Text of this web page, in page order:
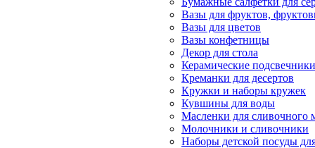
Вазы для фруктов,
Вазы для цветов
Вазы конфетницы
Декор для стола
Керамические подсвечники
Креманки для десертов
Кружки и наборы кружек
Кувшины для воды
Масленки для сливочного
Молочники и сливочники
Наборы детской посуды